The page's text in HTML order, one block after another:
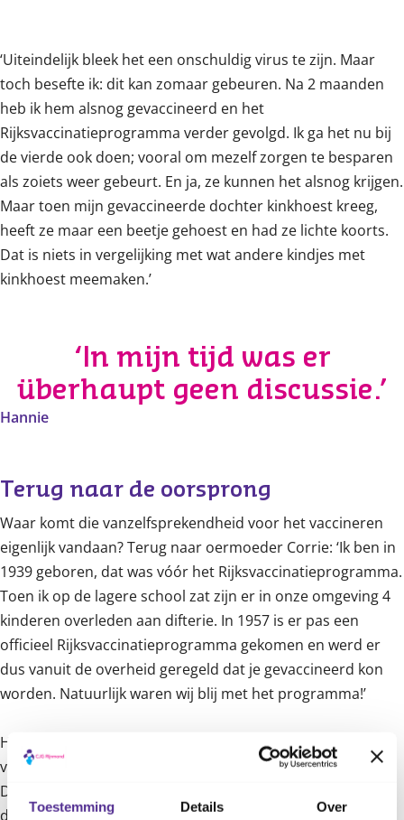
Toestemming Details Over
‘Uiteindelijk bleek het een onschuldig virus te zijn. Maar
toch besefte ik: dit kan zomaar gebeuren. Na 2 maanden
heb ik hem alsnog gevaccineerd en het
Rijksvaccinatieprogramma verder gevolgd. Ik ga het nu bij
de vierde ook doen; vooral om mezelf zorgen te besparen
als zoiets weer gebeurt. En ja, ze kunnen het alsnog krijgen.
Maar toen mijn gevaccineerde dochter kinkhoest kreeg,
heeft ze maar een beetje gehoest en had ze lichte koorts.
Dat is niets in vergelijking met wat andere kindjes met
kinkhoest meemaken.’
‘In mijn tijd was er
überhaupt geen discussie.’
Hannie
Terug naar de oorsprong
Waar komt die vanzelfsprekendheid voor het vaccineren
eigenlijk vandaan? Terug naar oermoeder Corrie: ‘Ik ben in
1939 geboren, dat was vóór het Rijksvaccinatieprogramma.
Toen ik op de lagere school zat zijn er in onze omgeving 4
kinderen overleden aan difterie. In 1957 is er pas een
officieel Rijksvaccinatieprogramma gekomen en werd er
dus vanuit de overheid geregeld dat je gevaccineerd kon
worden. Natuurlijk waren wij blij met het programma!’
Hannie: ‘Als je te maken krijgt met de gevolgen van niet-
vaccineren, heb je er natuurlijk een heel andere kijk op.
Dan wordt het veel sneller een vanzelfsprekendheid het
door te geven aan de volgende generatie, zoals ik aan